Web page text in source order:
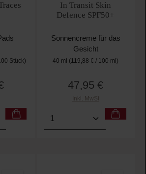
Stück)
Preis:
Gib den gewünschten Wert ein
In Transit Skin
Defence SPF50+
Sonnencreme für das
Gesicht
40 ml (119,88 € / 100 ml)
Regulärer Preis:
47,95 €
Inkl. MwSt
Produkt Anzahl: Gib